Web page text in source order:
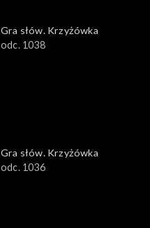
Gra słów. Krzyżówka
odc. 1038
Gra słów. Krzyżówka
odc. 1036